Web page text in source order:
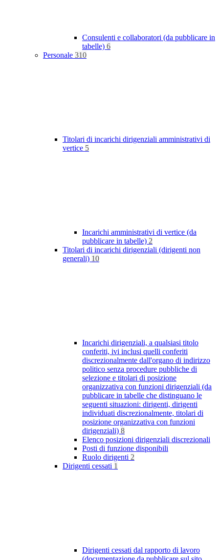
Consulenti e collaboratori (da pubblicare in
tabelle) 6
Personale 310
Titolari di incarichi dirigenziali amministrativi di
vertice 5
Incarichi amministrativi di vertice (da
pubblicare in tabelle) 2
Titolari di incarichi dirigenziali (dirigenti non
generali) 10
Incarichi dirigenziali, a qualsiasi titolo
conferiti, ivi inclusi quelli conferiti
discrezionalmente dall'organo di indirizzo
politico senza procedure pubbliche di
selezione e titolari di posizione
organizzativa con funzioni dirigenziali (da
pubblicare in tabelle che distinguano le
seguenti situazioni: dirigenti, dirigenti
individuati discrezionalmente, titolari di
posizione organizzativa con funzioni
dirigenziali) 8
Elenco posizioni dirigenziali discrezionali
Posti di funzione disponibili
Ruolo dirigenti 2
Dirigenti cessati 1
Dirigenti cessati dal rapporto di lavoro